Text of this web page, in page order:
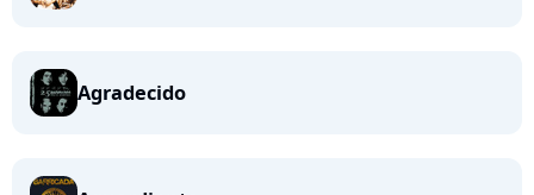
Agradecido